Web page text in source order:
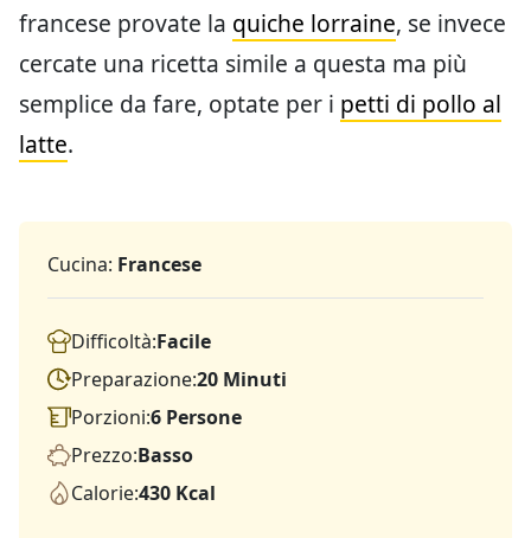
francese provate la quiche lorraine, se invece
cercate una ricetta simile a questa ma più
semplice da fare, optate per i petti di pollo al
latte.
Cucina: Francese
Difficoltà:Facile
Preparazione:20 Minuti
Porzioni:6 Persone
Prezzo:Basso
Calorie:430 Kcal